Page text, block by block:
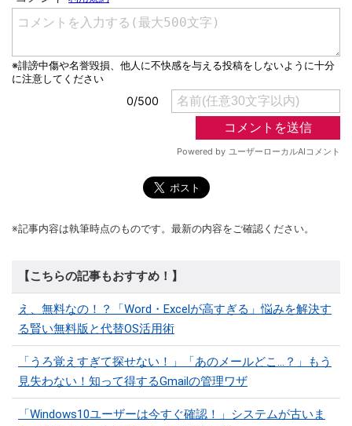
※記事内容は執筆時点のものです。最新の内容をご確認ください。
【こちらの記事もおすすめ！】
え、無料なの！？「Word・Excelが高すぎる」悩みを解決す
る賢い無料版と代替OS活用術
「うろ覚えすぎて探せない！」「あのメールどこ...？」もう
見失わない！知って得するGmailの管理ワザ
「Windows10ユーザーは今すぐ確認！」システムが古いま